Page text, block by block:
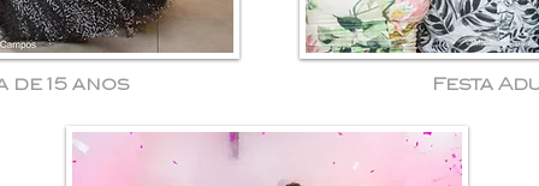
de 15 anos Festa